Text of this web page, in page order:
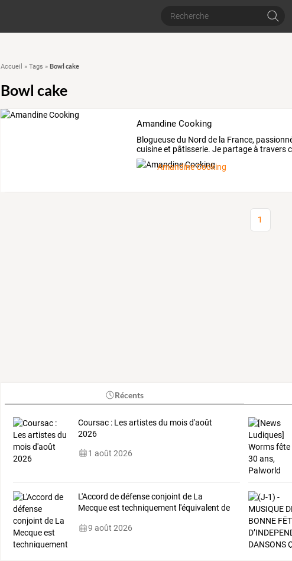
Accueil » Tags » Bowl cake
Bowl cake
Amandine Cooking
Blogueusedu Nord de la France,
cuisineet pâtisserie. Je partageà travers
blog
Amandine Cooking
1
Récents
Coursac : Les artistes du mois d'août
2026
1 août 2026
L'Accord dedéfenseconjoint deLa
Mecqueest techniquement l'équivalent de
9 août 2026